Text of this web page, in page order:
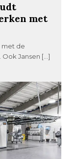
met
met de
Jansen […]